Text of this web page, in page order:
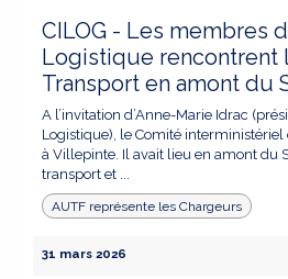
CILOG - Les membres
Logistique rencontrent
Transport en amont du
A l’invitation d’Anne-Marie Idrac
Logistique), le Comité interministériel
à Villepinte. Il avait lieu en amont du
transport et ...
AUTF représente les Chargeurs
31 mars 2026